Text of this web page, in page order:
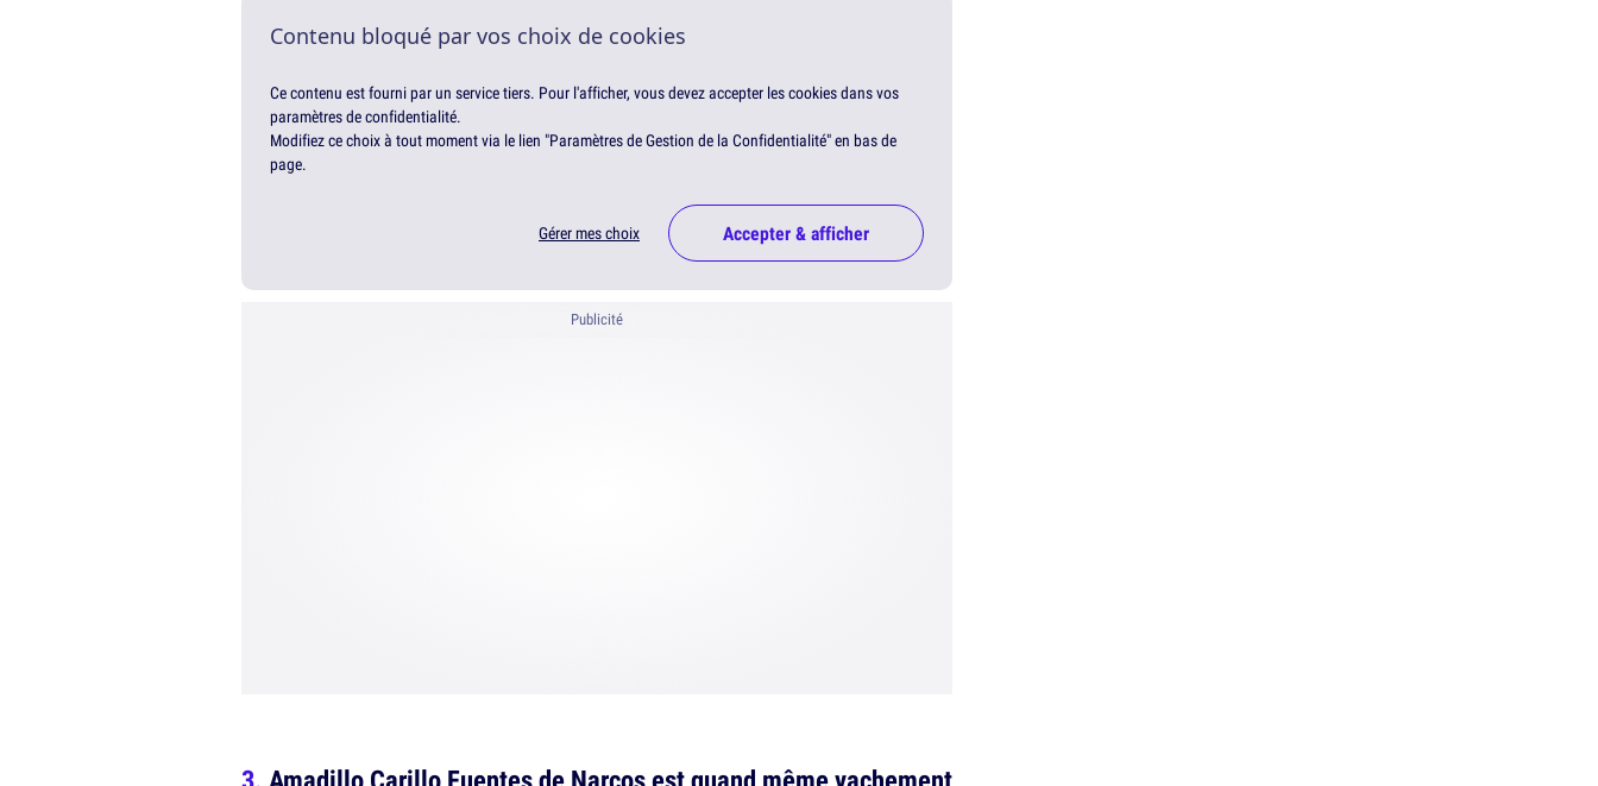
Contenu bloqué par vos choix de cookies
Ce contenu est fourni par un service tiers. Pour l'afficher, vous devez accepter les cookies dans vos
paramètres de confidentialité.
Modifiez ce choix à tout moment via le lien "Paramètres de Gestion de la Confidentialité" en bas de
page.
Gérer mes choix Accepter & afficher
Publicité